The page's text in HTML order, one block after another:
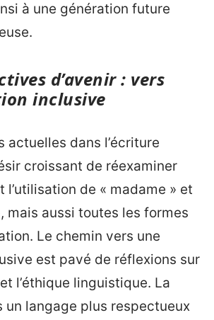
à une génération future
d’avenir : vers
inclusive
actuelles dans l’écriture
croissant de réexaminer
l’utilisation de « madame » et
mais aussi toutes les formes
Le chemin vers une
est pavé de réflexions sur
l’éthique linguistique. La
un langage plus respectueux